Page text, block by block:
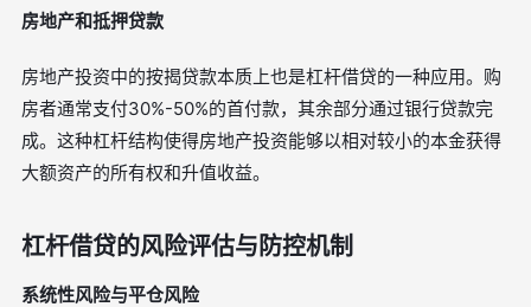
房地产和抵押贷款
房地产投资中的按揭贷款本质上也是杠杆借贷的一种应用。购
房者通常支付30%-50%的首付款，其余部分通过银行贷款完
成。这种杠杆结构使得房地产投资能够以相对较小的本金获得
大额资产的所有权和升值收益。
杠杆借贷的风险评估与防控机制
系统性风险与平仓风险